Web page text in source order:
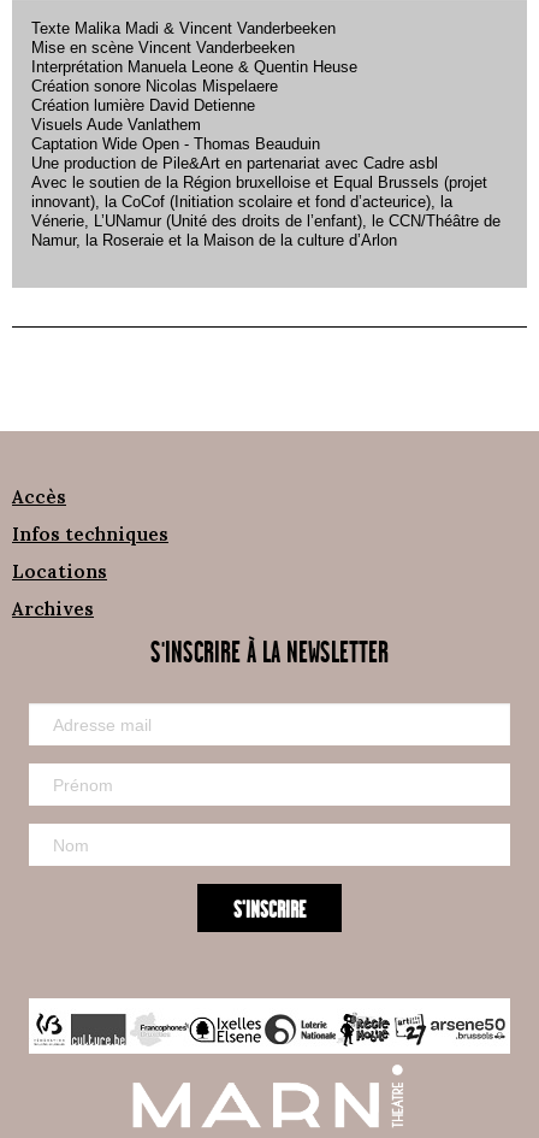
Texte Malika Madi & Vincent Vanderbeeken
Mise en scène Vincent Vanderbeeken
Interprétation Manuela Leone & Quentin Heuse
Création sonore Nicolas Mispelaere
Création lumière David Detienne
Visuels Aude Vanlathem
Captation Wide Open - Thomas Beauduin
Une production de Pile&Art en partenariat avec Cadre asbl
Avec le soutien de la Région bruxelloise et Equal Brussels (projet
innovant), la CoCof (Initiation scolaire et fond d’acteurice), la
Vénerie, L’UNamur (Unité des droits de l’enfant), le CCN/Théâtre de
Namur, la Roseraie et la Maison de la culture d’Arlon
Accès
Infos techniques
Locations
Archives
S'INSCRIRE À LA NEWSLETTER